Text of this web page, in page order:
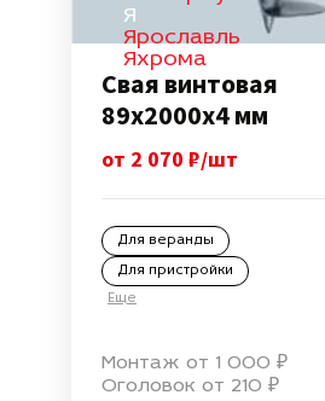
Я
Ярославль
Яхрома
Свая винтовая
89х2000х4 мм
от 2 070 ₽/шт
Для веранды
Для пристройки
Еще
Монтаж от 1 000 ₽
Оголовок от 210 ₽